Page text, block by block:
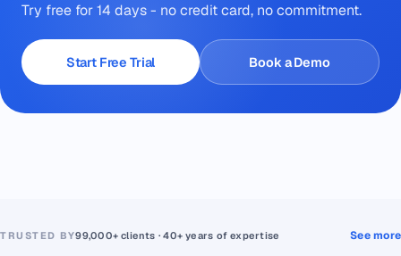
Try free for 14 days - no credit card, no commitment.
Start Free Trial Book a Demo
TRUSTED BY99,000+ clients · 40+ years of expertise See more